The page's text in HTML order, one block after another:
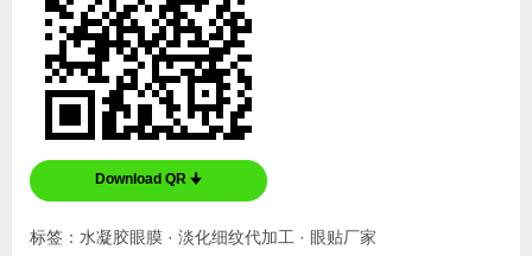
Download QR 🠋
标签： 水凝胶眼膜 · 淡化细纹代加工 · 眼贴厂家